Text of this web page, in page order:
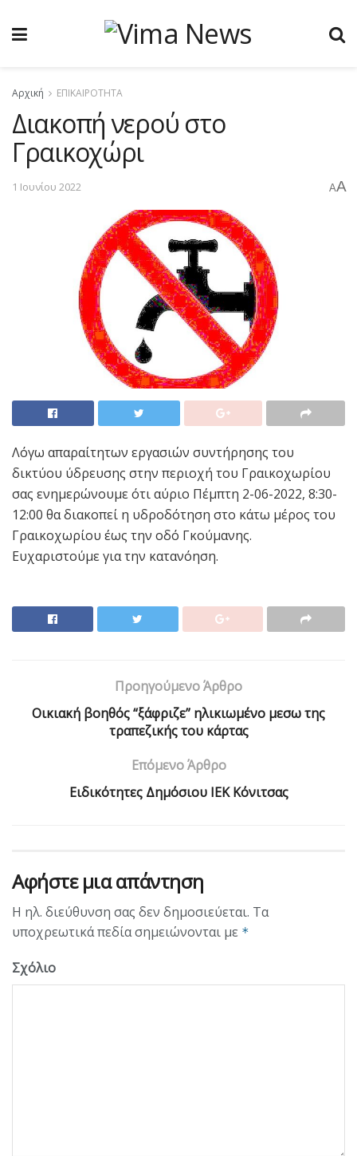
Αρχική ΕΠΙΚΑΙΡΟΤΗΤΑ
Διακοπή νερού στο
Γραικοχώρι
1 Ιουνίου 2022 AA
Λόγω απαραίτητων εργασιών συντήρησης του
δικτύου ύδρευσης στην περιοχή του Γραικοχωρίου
σας ενημερώνουμε ότι αύριο Πέμπτη 2-06-2022, 8:30-
12:00 θα διακοπεί η υδροδότηση στο κάτω μέρος του
Γραικοχωρίου έως την οδό Γκούμανης.
Ευχαριστούμε για την κατανόηση.
Προηγούμενο Άρθρο
Οικιακή βοηθός “ξάφριζε” ηλικιωμένο μεσω της
τραπεζικής του κάρτας
Επόμενο Άρθρο
Eιδικότητες Δημόσιου ΙΕΚ Κόνιτσας
Αφήστε μια απάντηση
Η ηλ. διεύθυνση σας δεν δημοσιεύεται. Τα
υποχρεωτικά πεδία σημειώνονται με *
Σχόλιο